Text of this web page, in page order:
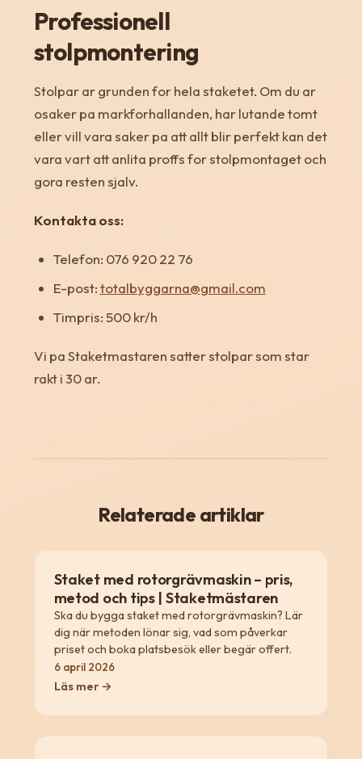
Professionell
stolpmontering
Stolpar ar grunden for hela staketet. Om du ar
osaker pa markforhallanden, har lutande tomt
eller vill vara saker pa att allt blir perfekt kan det
vara vart att anlita proffs for stolpmontaget och
gora resten sjalv.
Kontakta oss:
Telefon: 076 920 22 76
E-post:totalbyggarna@gmail.com
Timpris: 500 kr/h
Vi pa Staketmastaren satter stolpar som star
rakt i 30 ar.
Relaterade artiklar
Staket med rotorgrävmaskin – pris,
metod och tips | Staketmästaren
Ska du bygga staket med rotorgrävmaskin? Lär
dig när metoden lönar sig, vad som påverkar
priset och boka platsbesök eller begär offert.
6 april 2026
Läs mer →